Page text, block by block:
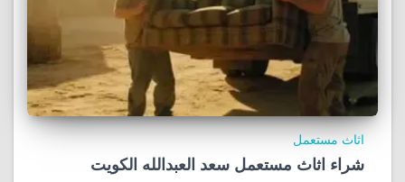
اثاث مستعمل
شراء اثاث مستعمل سعد العبدالله الكويت